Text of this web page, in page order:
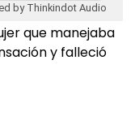
by Thinkindot Audio
que manejaba
y falleció